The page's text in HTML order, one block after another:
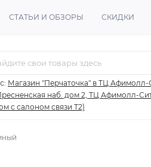
СТАТЬИ И ОБЗОРЫ СКИДКИ
Магазин "Перчаточка" в ТЦ Афимолл-
наб. дом 2, ТЦ Афимолл-
с салоном связи Т2)